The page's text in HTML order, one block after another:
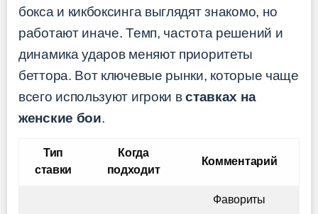
бокса и кикбоксинга выглядят знакомо, но
работают иначе. Темп, частота решений и
динамика ударов меняют приоритеты
беттора. Вот ключевые рынки, которые чаще
всего используют игроки вставках на
женские бои.
Тип
ставки
Когда
подходит
Комментарий
Фавориты